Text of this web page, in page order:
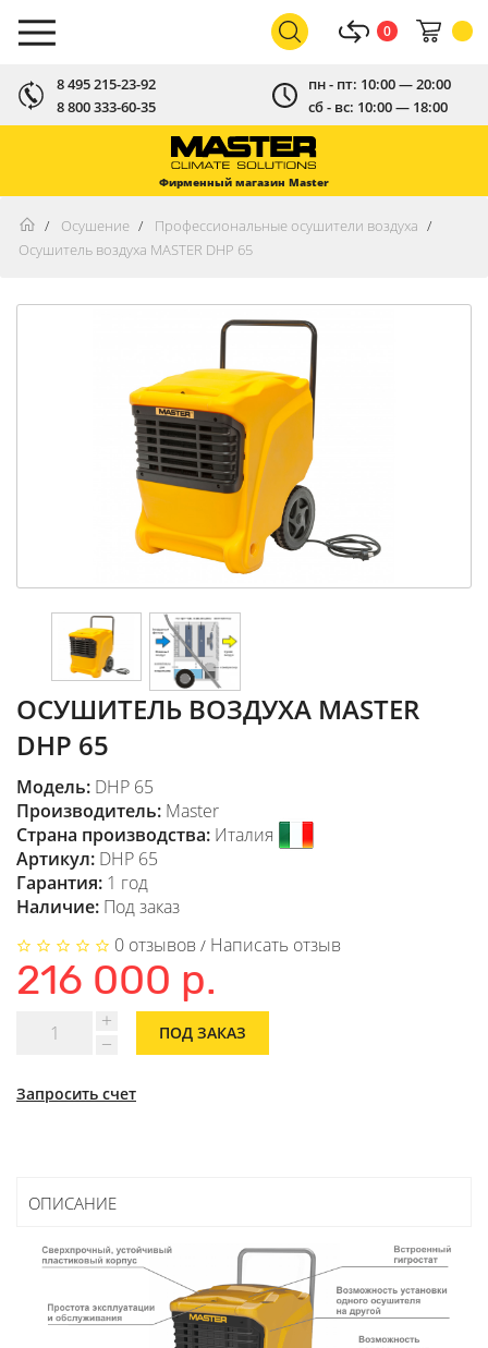
8 495 215-23-92
8 800 333-60-35
пн - пт: 10:00 — 20:00
сб - вс: 10:00 — 18:00
0
Фирменный магазин Master
Осушение
Профессиональные осушители воздуха
Осушитель воздуха MASTER DHP 65
ОСУШИТЕЛЬ ВОЗДУХА MASTER
DHP 65
Модель: DHP 65
Производитель: Master
Страна производства: Италия
Артикул: DHP 65
Гарантия: 1 год
Наличие: Под заказ
0 отзывов / Написать отзыв
216 000 р.
ПОД ЗАКАЗ
Запросить счет
ОПИСАНИЕ